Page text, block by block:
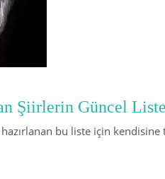
Şiirlerin Güncel
hazırlanan bu liste için